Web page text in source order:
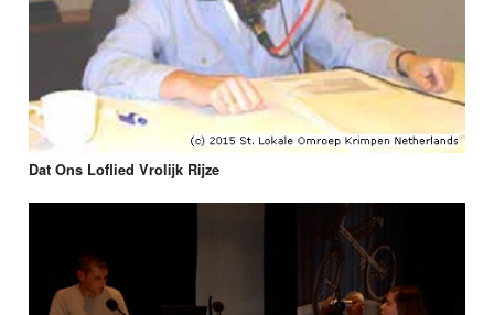
Dat Ons Loflied Vrolijk Rijze